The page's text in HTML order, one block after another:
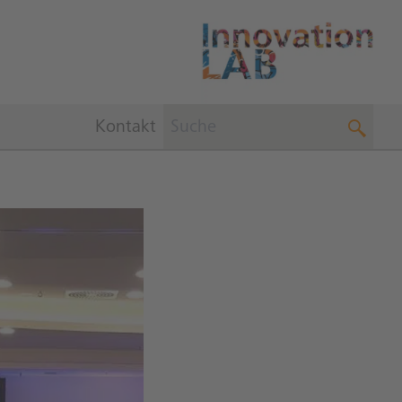
Kontakt